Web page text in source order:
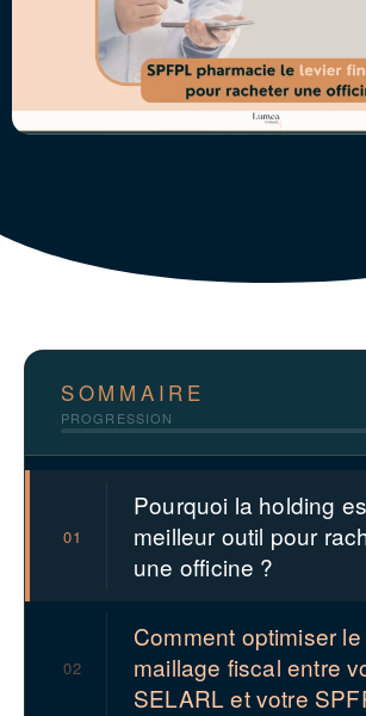
SOMMAIRE
PROGRESSION
01
Pourquoi la holding
meilleur outil pour
une officine ?
02
Comment optimiser le
maillage fiscal entre
SELARL et votre